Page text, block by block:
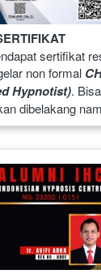
sertifikat
non formal
Hypnotist). Bisa
dibelakang